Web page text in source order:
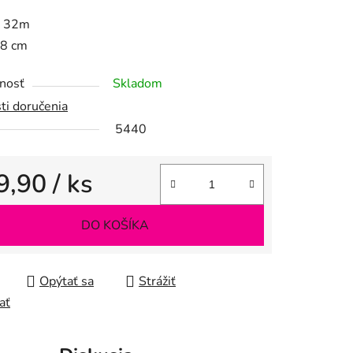
32m
cm
Skladom
doručenia
5440
/ ks
cena:
DO KOŠÍKA
Opýtať sa
Strážiť